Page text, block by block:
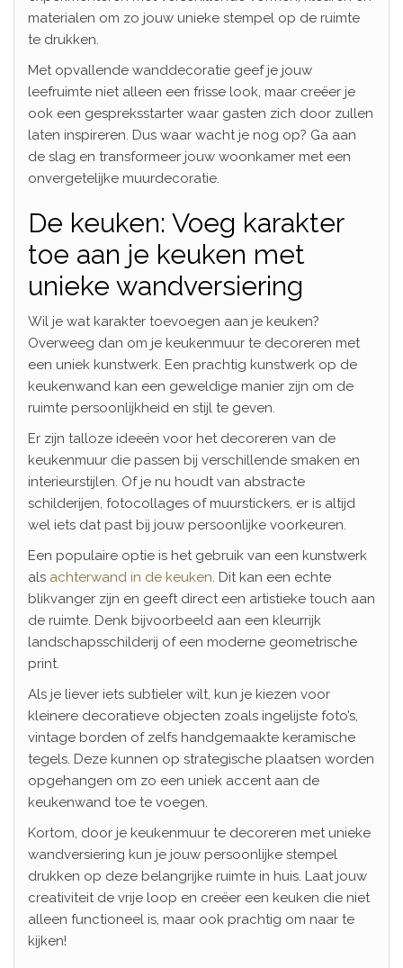
materialen om zo jouw unieke stempel op de ruimte
te drukken.
Met opvallende wanddecoratie geef je jouw
leefruimte niet alleen een frisse look, maar creëer je
ook een gespreksstarter waar gasten zich door zullen
laten inspireren. Dus waar wacht je nog op? Ga aan
de slag en transformeer jouw woonkamer met een
onvergetelijke muurdecoratie.
De keuken: Voeg karakter
toe aan je keuken met
unieke wandversiering
Wil je wat karakter toevoegen aan je keuken?
Overweeg dan om je keukenmuur te decoreren met
een uniek kunstwerk. Een prachtig kunstwerk op de
keukenwand kan een geweldige manier zijn om de
ruimte persoonlijkheid en stijl te geven.
Er zijn talloze ideeën voor het decoreren van de
keukenmuur die passen bij verschillende smaken en
interieurstijlen. Of je nu houdt van abstracte
schilderijen, fotocollages of muurstickers, er is altijd
wel iets dat past bij jouw persoonlijke voorkeuren.
Een populaire optie is het gebruik van een kunstwerk
als achterwand in de keuken. Dit kan een echte
blikvanger zijn en geeft direct een artistieke touch aan
de ruimte. Denk bijvoorbeeld aan een kleurrijk
landschapsschilderij of een moderne geometrische
print.
Als je liever iets subtieler wilt, kun je kiezen voor
kleinere decoratieve objecten zoals ingelijste foto’s,
vintage borden of zelfs handgemaakte keramische
tegels. Deze kunnen op strategische plaatsen worden
opgehangen om zo een uniek accent aan de
keukenwand toe te voegen.
Kortom, door je keukenmuur te decoreren met unieke
wandversiering kun je jouw persoonlijke stempel
drukken op deze belangrijke ruimte in huis. Laat jouw
creativiteit de vrije loop en creëer een keuken die niet
alleen functioneel is, maar ook prachtig om naar te
kijken!